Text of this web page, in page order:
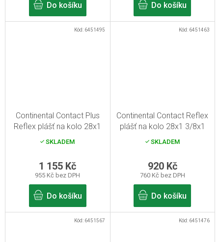
Do košíku Do košíku
Continental Contact Plus
Reflex plášť na kolo 28x1
SKLADEM
955 Kč bez DPH
1 155 Kč
Do košíku
Kód: 6451495
Continental Contact Reflex
plášť na kolo 28x1 3/8x1
SKLADEM
760 Kč bez DPH
920 Kč
Do košíku
Kód: 6451463
Kód: 6451567 Kód: 6451476